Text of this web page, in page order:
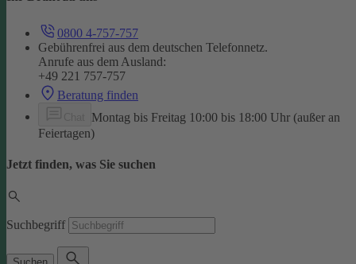
0800 4-757-757
Gebührenfrei aus dem deutschen Telefonnetz.
Anrufe aus dem Ausland:
+49 221 757-757
Beratung finden
Montag bis Freitag 10:00 bis 18:00 Uhr (außer an
Feiertagen)
Jetzt finden, was Sie suchen
Suchbegriff